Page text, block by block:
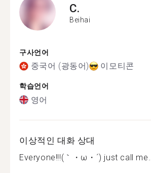
C.
Beihai
구사언어
중국어 (광동어) 이모티콘
학습언어
영어
이상적인 대화 상대
Everyone!!!(｀・ω・´) just call me...